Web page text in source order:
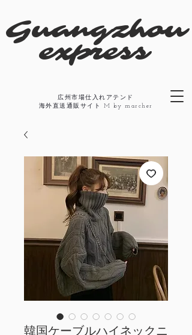
広州市場仕入れアテンド
​Guangzhou
express
​海外直送通販サイト M by marcher
韓国ケーブルハイネックニ